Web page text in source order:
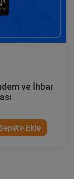
ve İhbar
Ekle